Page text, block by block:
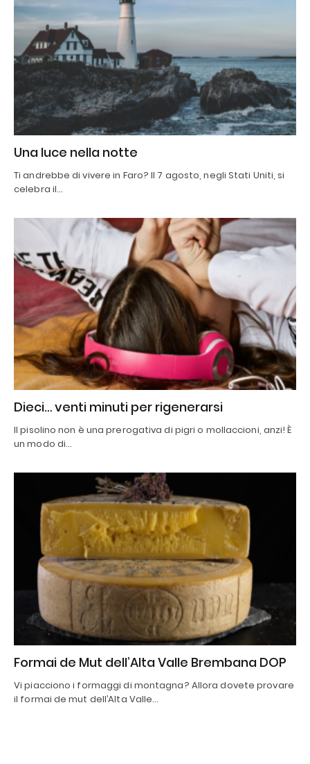
Una luce nella notte
Ti andrebbe di vivere in Faro? Il 7 agosto, negli Stati Uniti, si
celebra il…
Dieci… venti minuti per rigenerarsi
Il pisolino non è una prerogativa di pigri o mollaccioni, anzi! È
un modo di…
Formai de Mut dell’Alta Valle Brembana DOP
Vi piacciono i formaggi di montagna? Allora dovete provare
il formai de mut dell’Alta Valle…